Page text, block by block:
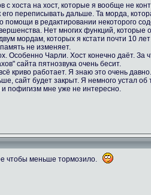
с хоста на хост, которые я вообще не
переписывать дальше. Та морда,
помощи в редактировании некоторого
Нет многих функций, которые
мордам, которых я кстати почти 10
не изменяет.
Особенно Чарли. Хост конечно даёт. За
сайта пятнозвука очень бесит.
криво работает. Я знаю это очень давно.
сайт будет закрыт. Я немного устал об
пофигизм мне уже не интересно.
чтобы меньше тормозило.